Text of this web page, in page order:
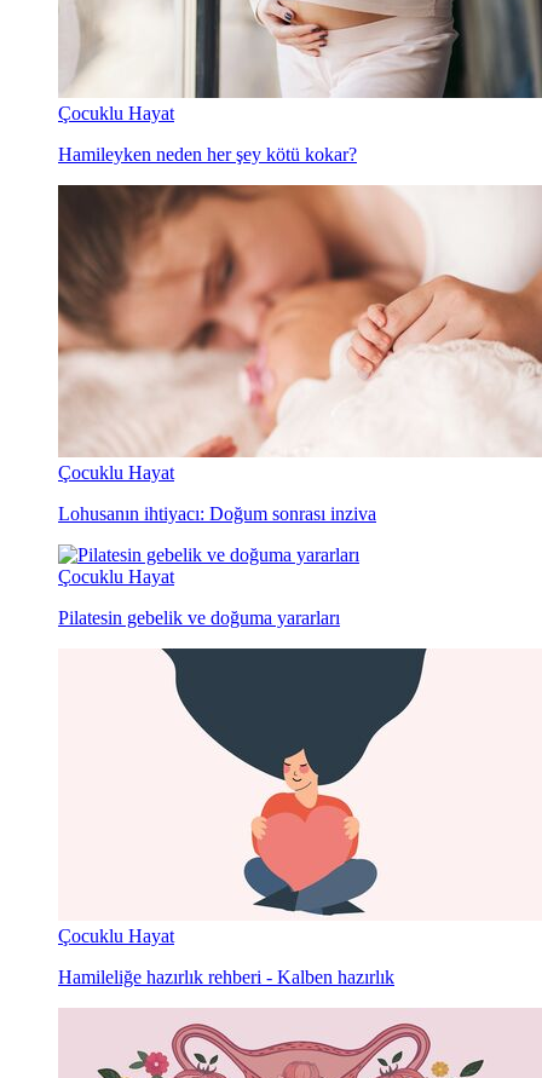
Çocuklu Hayat
Hamileyken neden her şey kötü kokar?
Çocuklu Hayat
Lohusanın ihtiyacı: Doğum sonrası inziva
Çocuklu Hayat
Pilatesin gebelik ve doğuma yararları
Çocuklu Hayat
Hamileliğe hazırlık rehberi - Kalben hazırlık